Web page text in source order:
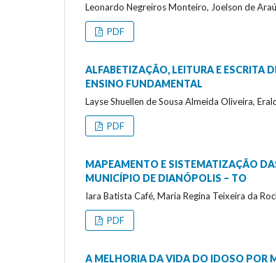
Leonardo Negreiros Monteiro, Joelson de
PDF
ALFABETIZAÇÃO, LEITURA E ESCRITA
ENSINO FUNDAMENTAL
Layse Shuellen de Sousa Almeida Oliveira,
PDF
MAPEAMENTO E SISTEMATIZAÇÃO
MUNICÍPIO DE DIANÓPOLIS – TO
Iara Batista Café, Maria Regina Teixeira da
PDF
A MELHORIA DA VIDA DO IDOSO POR